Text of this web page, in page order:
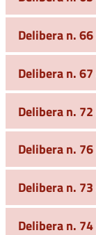
Delibera n.
Delibera n.
Delibera n.
Delibera n.
Delibera n.
Delibera n.